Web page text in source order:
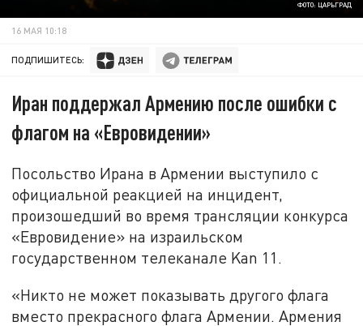
ФОТО: ЦАРЬГРАД
16 МАЯ 10:18
ПОДПИШИТЕСЬ:
Иран поддержал Армению после ошибки с
флагом на «Евровидении»
Посольство Ирана в Армении выступило с
официальной реакцией на инцидент,
произошедший во время трансляции конкурса
«Евровидение» на израильском
государственном телеканале Kan 11.
«Никто не может показывать другого флага
вместо прекрасного флага Армении. Армения